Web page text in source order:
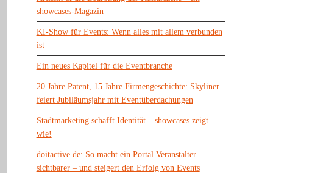
showcases-Magazin
KI-Show für Events: Wenn alles mit allem verbunden
ist
Ein neues Kapitel für die Eventbranche
20 Jahre Patent, 15 Jahre Firmengeschichte: Skyliner
feiert Jubiläumsjahr mit Eventüberdachungen
Stadtmarketing schafft Identität – showcases zeigt
wie!
doitactive.de: So macht ein Portal Veranstalter
sichtbarer – und steigert den Erfolg von Events